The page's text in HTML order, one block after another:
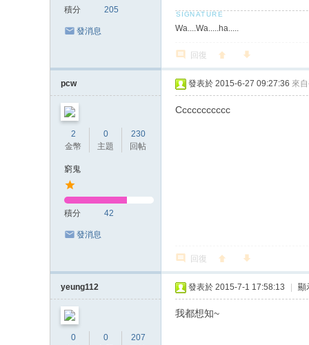
積分
205
發消息 Wa....Wa.....ha.....
回復
pcw
2
金幣
0
主題
230
回帖
窮鬼
積分 42
發消息
發表於 2015-6-27 09:27:36 來
Ccccccccccc
回復
yeung112
0
0
207
發表於 2015-7-1 17:58:13 顯
我都想知~